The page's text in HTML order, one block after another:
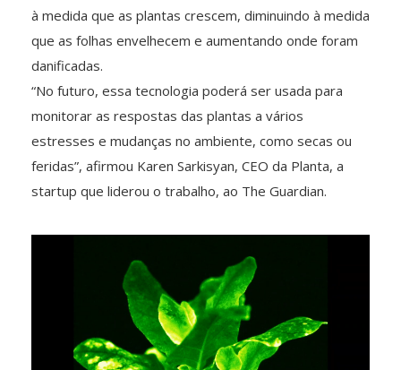
à medida que as plantas crescem, diminuindo à medida
que as folhas envelhecem e aumentando onde foram
danificadas.
“No futuro, essa tecnologia poderá ser usada para
monitorar as respostas das plantas a vários
estresses e mudanças no ambiente, como secas ou
feridas”, afirmou Karen Sarkisyan, CEO da Planta, a
startup que liderou o trabalho, ao The Guardian.